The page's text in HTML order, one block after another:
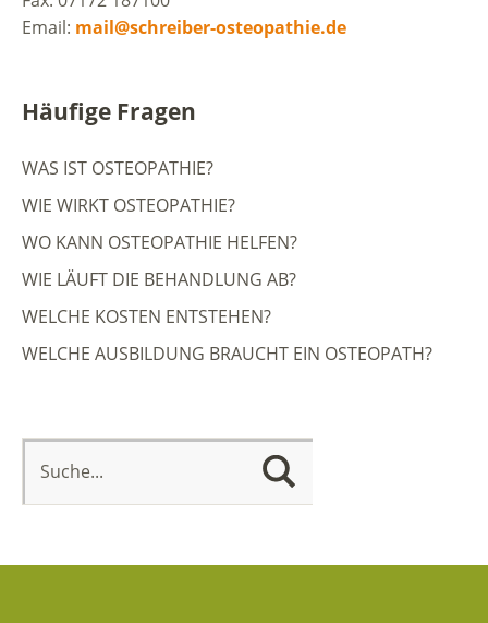
Email: mail@schreiber-osteopathie.de
Häufige Fragen
WAS IST OSTEOPATHIE?
WIE WIRKT OSTEOPATHIE?
WO KANN OSTEOPATHIE HELFEN?
WIE LÄUFT DIE BEHANDLUNG AB?
WELCHE KOSTEN ENTSTEHEN?
WELCHE AUSBILDUNG BRAUCHT EIN OSTEOPATH?